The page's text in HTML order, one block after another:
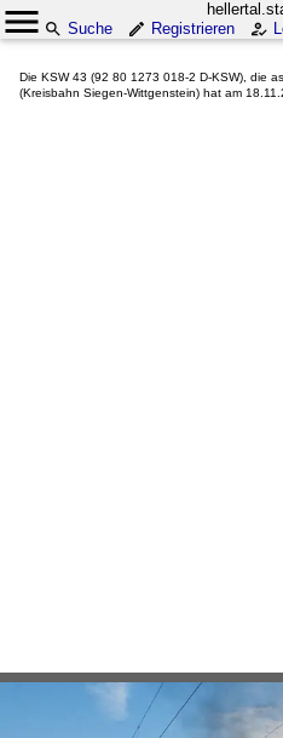
Suche
Registrieren
Die KSW 43 (92 80 1273 018-2 D-KSW), die
(Kreisbahn Siegen-Wittgenstein) hat am